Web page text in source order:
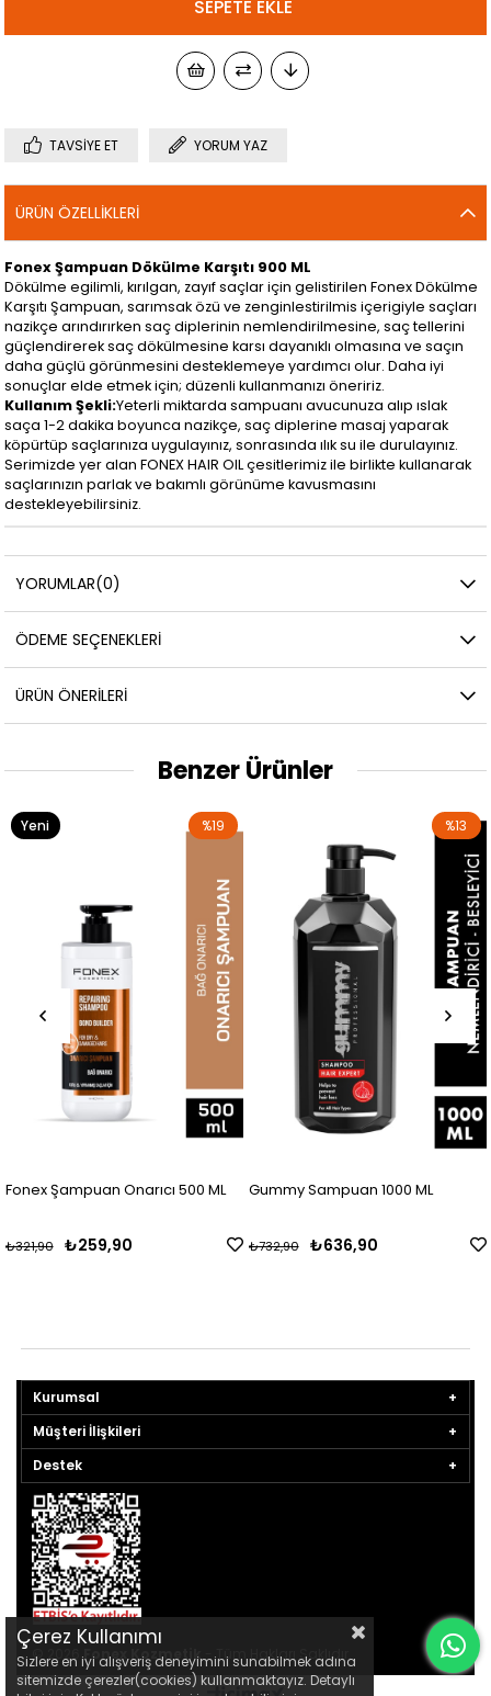
TAVSIYE ET YORUM YAZ
ÜRÜN ÖZELLIKLERI
Fonex Şampuan Dökülme Karşıtı 900 ML
Dökülme egilimli, kırılgan, zayıf saçlar için gelistirilen Fonex Dökülme
Karşıtı Şampuan, sarımsak özü ve zenginlestirilmis içerigiyle saçları
nazikçe arındırırken saç diplerinin nemlendirilmesine, saç tellerini
güçlendirerek saç dökülmesine karsı dayanıklı olmasına ve saçın
daha güçlü görünmesini desteklemeye yardımcı olur. Daha iyi
sonuçlar elde etmek için; düzenli kullanmanızı öneririz.
Kullanım Şekli:Yeterli miktarda sampuanı avucunuza alıp ıslak
saça 1-2 dakika boyunca nazikçe, saç diplerine masaj yaparak
köpürtüp saçlarınıza uygulayınız, sonrasında ılık su ile durulayınız.
Serimizde yer alan FONEX HAIR OIL çesitlerimiz ile birlikte kullanarak
saçlarınızın parlak ve bakımlı görünüme kavusmasını
destekleyebilirsiniz.
YORUMLAR(0)
ÖDEME SEÇENEKLERI
ÜRÜN ÖNERILERI
Benzer Ürünler
Fonex Şampuan Onarıcı 500 ML
₺259,90
₺321,90
%19
Yeni
Gummy Sampuan 1000 ML
₺636,90
₺732,90
%13
Kurumsal
Müşteri İlişkileri
Destek
© 2026 Fonex Kozmetik - Tüm Hakları Saklıdır.
Çerez Kullanımı
Sizlere en iyi alışveriş deneyimini sunabilmek adına
sitemizde çerezler(cookies) kullanmaktayız. Detaylı